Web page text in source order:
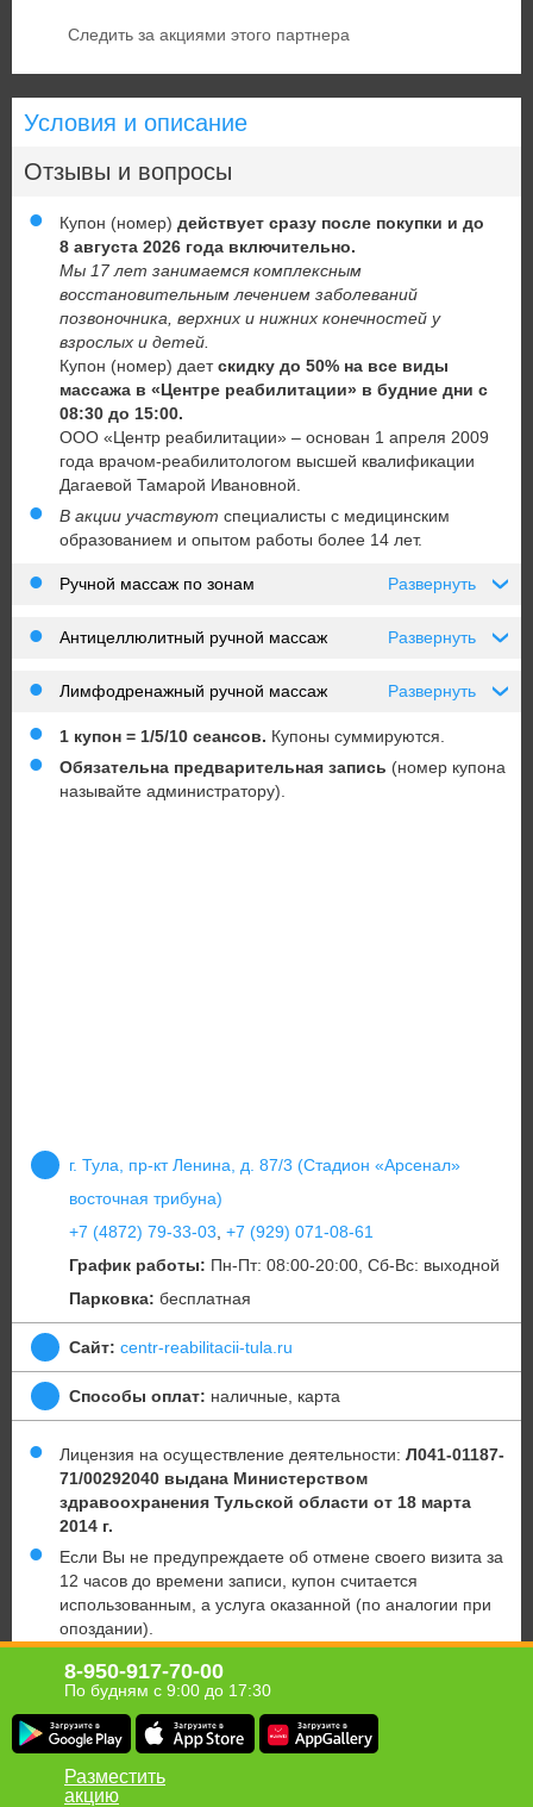
Следить за акциями этого партнера
Условия и описание
Отзывы и вопросы
Купон (номер) действует сразу после покупки и до
8 августа 2026 года включительно.
Мы 17 лет занимаемся комплексным
восстановительным лечением заболеваний
позвоночника, верхних и нижних конечностей у
взрослых и детей.
Купон (номер) даетскидку до 50% на все виды
массажа в «Центре реабилитации» в будние дни с
08:30 до 15:00.
ООО «Центр реабилитации» – основан 1 апреля 2009
года врачом-реабилитологом высшей квалификации
Дагаевой Тамарой Ивановной.
В акции участвуют специалисты с медицинским
образованием и опытом работы более 14 лет.
›
Развернуть
Ручной массаж по зонам
›
Развернуть
Антицеллюлитный ручной массаж
›
Развернуть
Лимфодренажный ручной массаж
1 купон = 1/5/10 сеансов. Купоны суммируются.
Обязательна предварительная запись (номер купона
называйте администратору).
г. Тула, пр-кт Ленина, д. 87/3 (Стадион «Арсенал»
восточная трибуна)
+7 (4872) 79-33-03, +7 (929) 071-08-61
График работы: Пн-Пт: 08:00-20:00, Сб-Вс: выходной
Парковка: бесплатная
Сайт: centr-reabilitacii-tula.ru
Способы оплат: наличные, карта
Лицензия на осуществление деятельности: Л041-01187-
71/00292040 выдана Министерством
здравоохранения Тульской области от 18 марта
2014 г.
Если Вы не предупреждаете об отмене своего визита за
12 часов до времени записи, купон считается
использованным, а услуга оказанной (по аналогии при
опоздании).
Имеются противопоказания. Необходимо
проконсультироваться у специалиста.
Юридическая информация о партнёре
8-950-917-70-00
По будням с 9:00 до 17:30
Разместить
акцию